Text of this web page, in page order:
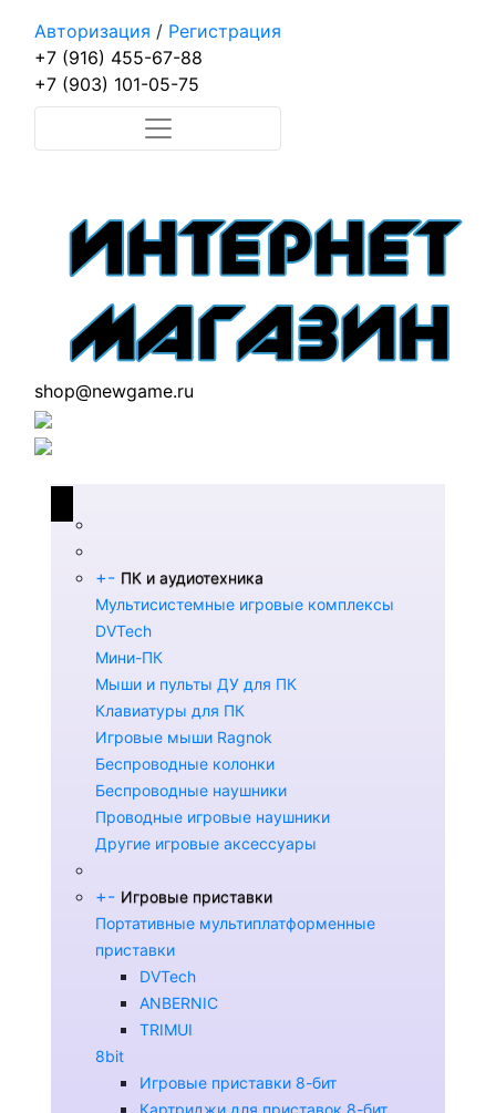
Авторизация / Регистрация
+7 (916) 455-67-88
+7 (903) 101-05-75
shop@newgame.ru
+- ПК и аудиотехника
Мультисистемные игровые комплексы
DVTech
Мини-ПК
Мыши и пульты ДУ для ПК
Клавиатуры для ПК
Игровые мыши Ragnok
Беспроводные колонки
Беспроводные наушники
Проводные игровые наушники
Другие игровые аксессуары
+- Игровые приставки
Портативные мультиплатформенные
приставки
DVTech
ANBERNIC
TRIMUI
8bit
Игровые приставки 8-бит
Картриджи для приставок 8-бит